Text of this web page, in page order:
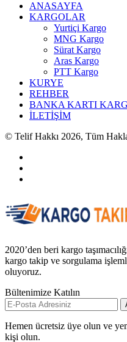
ANASAYFA
KARGOLAR
Yurtiçi Kargo
MNG Kargo
Sürat Kargo
Aras Kargo
PTT Kargo
KURYE
REHBER
BANKA KARTI
İLETİŞİM
© Telif Hakkı 2026, Tüm
2020’den beri kargo
kargo takip ve sorgulama
oluyoruz.
Bültenimize Katılın
Hemen ücretsiz üye olun ve
kişi olun.